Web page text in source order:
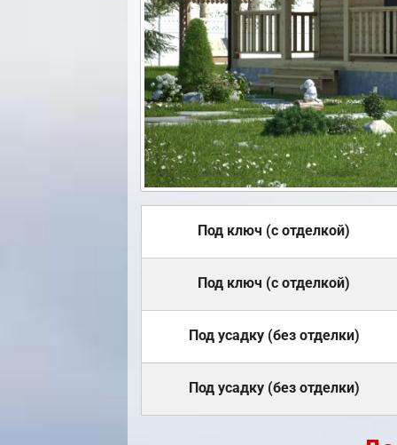
Под ключ (с отделкой)
Под ключ (с отделкой)
Под усадку (без отделки)
Под усадку (без отделки)